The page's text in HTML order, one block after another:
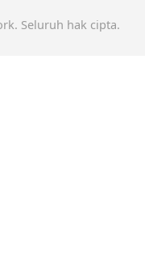
Seluruh hak cipta.